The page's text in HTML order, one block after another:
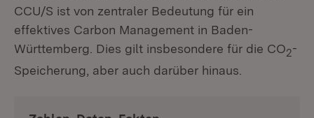
CCU/S ist von zentraler Bedeutung für ein
effektives Carbon Management in Baden-
Württemberg. Dies gilt insbesondere für die CO2-
Speicherung, aber auch darüber hinaus.